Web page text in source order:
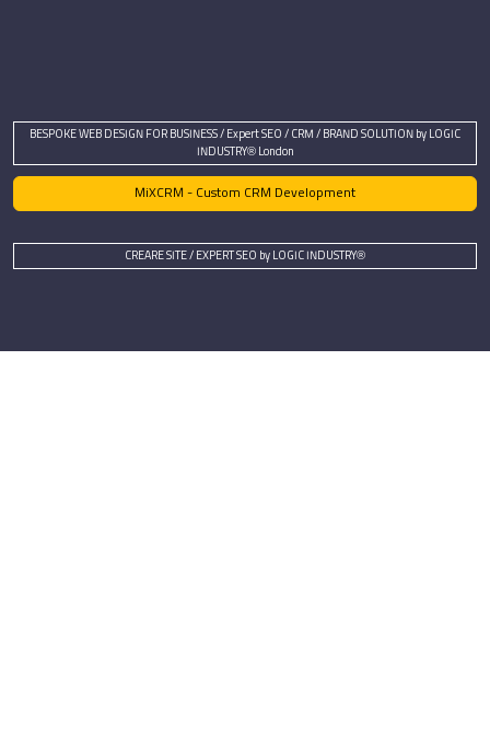
BESPOKE WEB DESIGN FOR BUSINESS / Expert SEO / CRM / BRAND SOLUTION by LOGIC
INDUSTRY® London
MiXCRM - Custom CRM Development
CREARE SITE / EXPERT SEO by LOGIC INDUSTRY®